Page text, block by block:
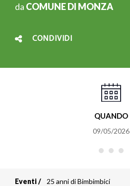
da COMUNE DI MONZA
CONDIVIDI
QUANDO
09/05/2026
Eventi 25 anni di Bimbimbici